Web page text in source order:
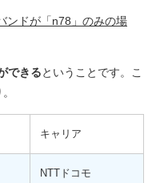
ンドが「n78」のみの場
できる ということです。こ
キャリア
NTTドコモ